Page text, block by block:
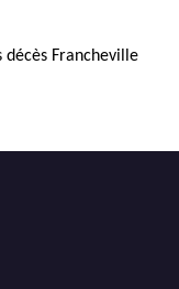
Francheville